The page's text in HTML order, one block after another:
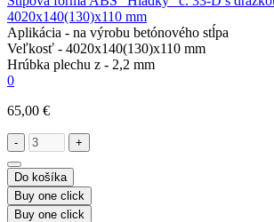
4020х140(130)х110 mm
Aplikácia - na výrobu betónového stĺpa
Veľkosť - 4020х140(130)х110 mm
Hrúbka plechu z - 2,2 mm
0
65,00 €
- +
Do košíka
Buy one click
Buy one click